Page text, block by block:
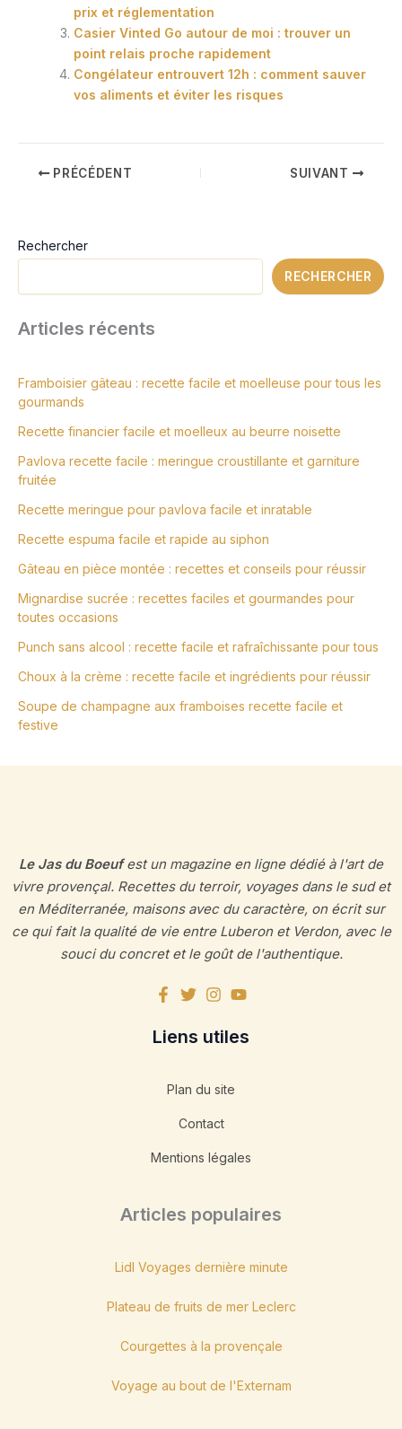
prix et réglementation
Casier Vinted Go autour de moi : trouver un
point relais proche rapidement
Congélateur entrouvert 12h : comment sauver
vos aliments et éviter les risques
PRÉCÉDENT SUIVANT
Rechercher
RECHERCHER
Articles récents
Framboisier gâteau : recette facile et moelleuse pour tous les
gourmands
Recette financier facile et moelleux au beurre noisette
Pavlova recette facile : meringue croustillante et garniture
fruitée
Recette meringue pour pavlova facile et inratable
Recette espuma facile et rapide au siphon
Gâteau en pièce montée : recettes et conseils pour réussir
Mignardise sucrée : recettes faciles et gourmandes pour
toutes occasions
Punch sans alcool : recette facile et rafraîchissante pour tous
Choux à la crème : recette facile et ingrédients pour réussir
Soupe de champagne aux framboises recette facile et
festive
Le Jas du Boeufest un magazine en ligne dédié à l'art de
vivre provençal. Recettes du terroir, voyages dans le sud et
en Méditerranée, maisons avec du caractère, on écrit sur
ce qui fait la qualité de vie entre Luberon et Verdon, avec le
souci du concret et le goût de l'authentique.
Liens utiles
Plan du site
Contact
Mentions légales
Articles populaires
Lidl Voyages dernière minute
Plateau de fruits de mer Leclerc
Courgettes à la provençale
Voyage au bout de l'Externam